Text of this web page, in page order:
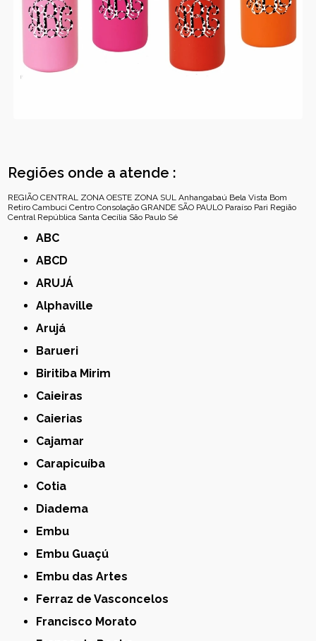
Regiões onde a atende :
REGIÃO CENTRAL ZONA OESTE ZONA SUL Anhangabaú Bela Vista Bom
Retiro Cambuci Centro Consolação GRANDE SÃO PAULO Paraíso Pari Região
Central República Santa Cecília São Paulo Sé
ABC
ABCD
ARUJÁ
Alphaville
Arujá
Barueri
Biritiba Mirim
Caieiras
Caierias
Cajamar
Carapicuíba
Cotia
Diadema
Embu
Embu Guaçú
Embu das Artes
Ferraz de Vasconcelos
Francisco Morato